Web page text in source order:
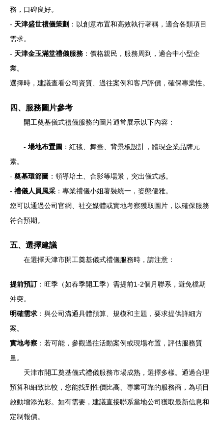
務，口碑良好。
- 天津盛世禮儀策劃 ：以創意布置和高效執行著稱，適合各類項目
需求。
- 天津金玉滿堂禮儀服務 ：價格親民，服務周到，適合中小型企
業。
選擇時，建議查看公司資質、過往案例和客戶評價，確保專業性。
四、服務圖片參考
開工奠基儀式禮儀服務的圖片通常展示以下內容：
- 場地布置圖 ：紅毯、舞臺、背景板設計，體現企業品牌元
素。
- 奠基環節圖 ：領導培土、合影等場景，突出儀式感。
- 禮儀人員風采 ：專業禮儀小姐著裝統一，姿態優雅。
您可以通過公司官網、社交媒體或實地考察獲取圖片，以確保服務
符合預期。
五、選擇建議
在選擇天津市開工奠基儀式禮儀服務時，請注意：
提前預訂：旺季（如春季開工季）需提前1-2個月聯系，避免檔期
沖突。
明確需求 ：與公司溝通具體預算、規模和主題，要求提供詳細方
案。
實地考察 ：若可能，參觀過往活動案例或現場布置，評估服務質
量。
天津市開工奠基儀式禮儀服務市場成熟，選擇多樣。通過合理
預算和細致比較，您能找到性價比高、專業可靠的服務商，為項目
啟動增添光彩。如有需要，建議直接聯系當地公司獲取最新信息和
定制報價。